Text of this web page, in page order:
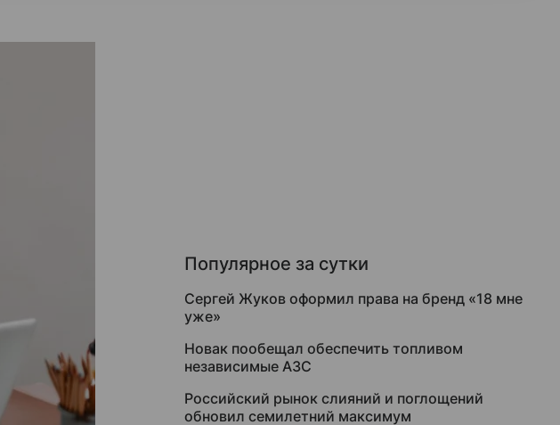
Популярное за сутки
Сергей Жуков оформил права на бренд «18 мне
уже»
Новак пообещал обеспечить топливом
независимые АЗС
Российский рынок слияний и поглощений
обновил семилетний максимум